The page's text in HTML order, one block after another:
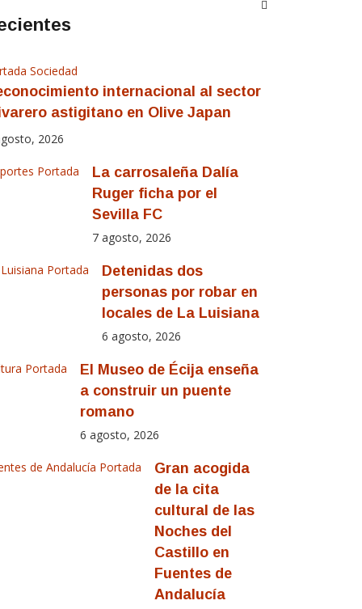
Sociedad
internacional al sector
astigitano en Olive Japan
2026
Portada
La carrosaleña Dalía
Ruger ficha por el
Sevilla FC
7 agosto, 2026
Portada
Detenidas dos
personas por robar en
locales de La Luisiana
6 agosto, 2026
Portada
El Museo de Écija enseña
a construir un puente
romano
6 agosto, 2026
de Andalucía Portada
Gran acogida
de la cita
cultural de las
Noches del
Castillo en
Fuentes de
Andalucía